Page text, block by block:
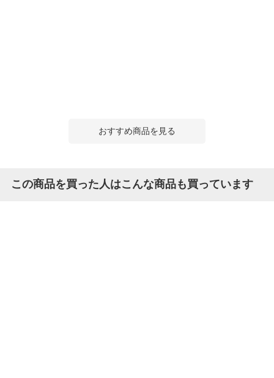
おすすめ商品を見る
この商品を買った人はこんな商品も買っています